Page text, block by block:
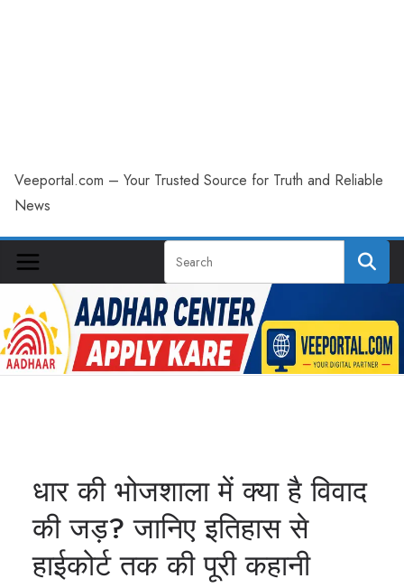
Veeportal.com – Your Trusted Source for Truth and Reliable
News
धार की भोजशाला में क्या है विवाद
की जड़? जानिए इतिहास से
हाईकोर्ट तक की पूरी कहानी